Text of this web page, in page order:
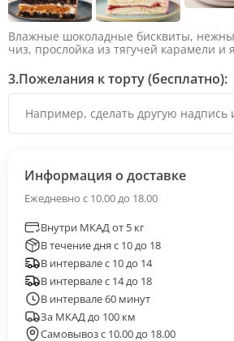
Влажные шоколадные бисквиты,
чиз, прослойка из тягучей карамели и
яркий вкус шоколада и тягучей
оставляя ни единого шанса остаться
3.Пожелания к торту (бесплатно):
Информация о доставке
Ежедневно с 10.00 до 18.00
Внутри МКАД от 5 кг
В течение дня с 10 до 18
В интервале с 10 до 14
В интервале с 14 до 18
В интервале 60 минут
За МКАД до 100 км
Самовывоз с 10.00 до 18.00